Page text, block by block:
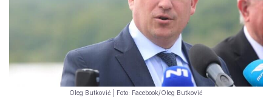
Oleg Butković | Foto: Facebook/Oleg Butković